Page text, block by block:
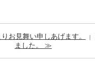
お見舞い申しあげます。 ｜
ました。 ≫